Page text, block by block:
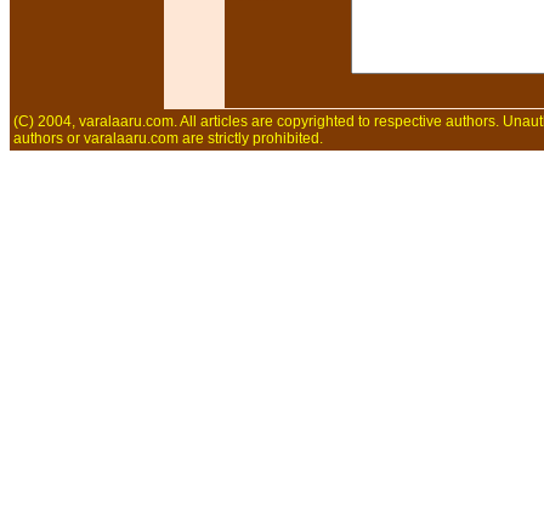
(C) 2004, varalaaru.com. All articles are copyrighted to respective authors.
authors or varalaaru.com are strictly prohibited.